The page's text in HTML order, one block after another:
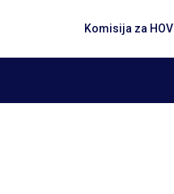
Komisija za HOV